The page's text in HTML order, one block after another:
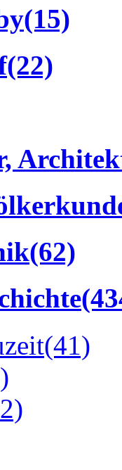
(15)
(22)
(62)
(41)